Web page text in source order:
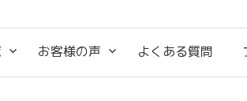
お客様の声 よくある質問